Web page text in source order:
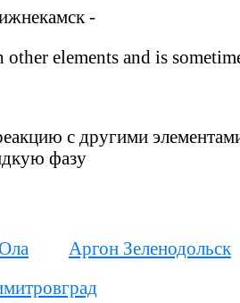
-
elements and is
с другими
фазу
Аргон Зеленодольск